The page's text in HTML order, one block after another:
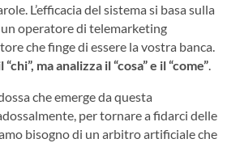
L’efficacia del sistema si basa sulla
operatore di telemarketing
che finge di essere la vostra banca.
ma analizza il “cosa” e il “come”.
che emerge da questa
per tornare a fidarci delle
bisogno di un arbitro artificiale che